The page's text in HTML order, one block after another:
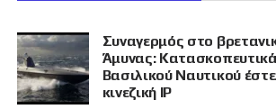
Συναγερμός στο
Άμυνας:
Βασιλικού Ναυτικού
κινεζική IP